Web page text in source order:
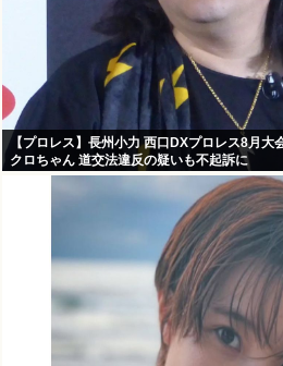
【プロレス】長州小力 西口DXプロレス8月大
クロちゃん 道交法違反の疑いも不起訴に